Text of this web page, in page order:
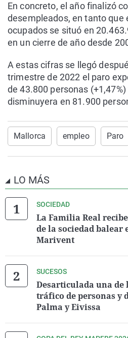
En concreto, el año finalizó
desempleados, en tanto que
ocupados se situó en
en un cierre de año desde
A estas cifras se llegó
trimestre de 2022 el paro
de 43.800 personas
disminuyera en 81.900
Mallorca empleo Paro
LO MÁS
SOCIEDAD
La Familia Real
de la sociedad balear
Marivent
SUCESOS
Desarticulada una de
tráfico de personas y
Palma y Eivissa